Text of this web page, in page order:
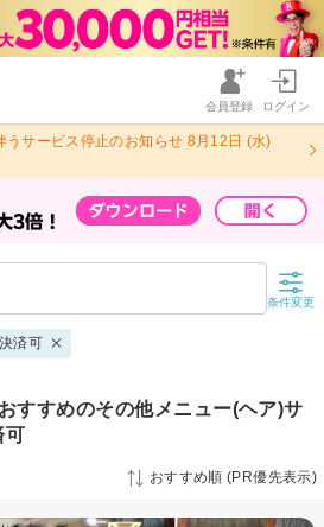
会員登録 ログイン
うサービス停止のお知らせ 8月12日 (水)
条件変更
済可
すすめのその他メニュー(ヘア)サ
可
おすすめ順 (PR優先表示)